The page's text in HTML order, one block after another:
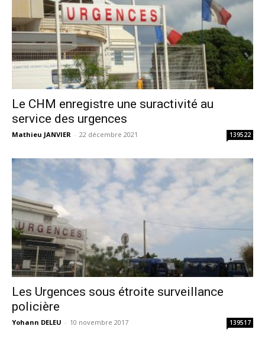
Le CHM enregistre une suractivité au
service des urgences
Mathieu JANVIER - 22 décembre 2021 139522
Les Urgences sous étroite surveillance
policière
Yohann DELEU - 10 novembre 2017 139517